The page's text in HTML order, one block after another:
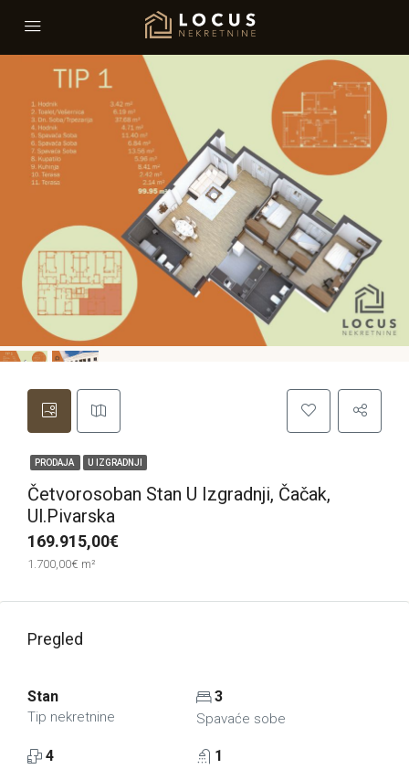
PRODAJA U IZGRADNJI
Četvorosoban Stan U Izgradnji, Čačak,
Ul.Pivarska
169.915,00€
1.700,00€ m²
Pregled
Stan
Tip nekretnine
3
Spavaće sobe
4 1